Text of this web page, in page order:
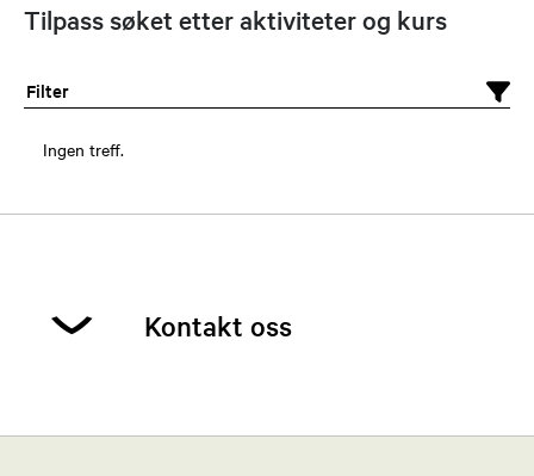
Tilpass søket etter aktiviteter og kurs
Filter
Ingen treff.
Kontakt oss